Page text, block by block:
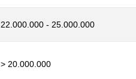
22.000.000 - 25.000.000
> 20.000.000